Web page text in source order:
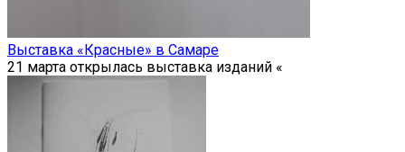
Выставка «Красные» в Самаре
21 марта открылась выставка изданий «